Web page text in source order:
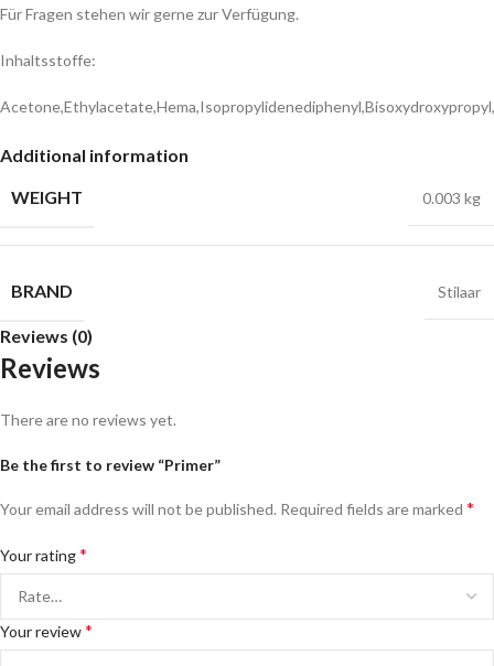
Für Fragen stehen wir gerne zur Verfügung.
Inhaltsstoffe:
Additional information
WEIGHT
0.003 kg
BRAND Stilaar
Reviews (0)
Reviews
There are no reviews yet.
Be the first to review “Primer”
Your email address will not be published. Required fields are marked *
Your rating*
Your review*